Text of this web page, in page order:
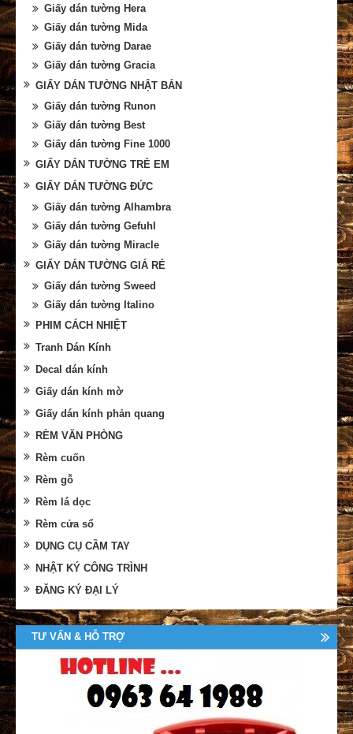
Giấy dán tường Hera
Giấy dán tường Mida
Giấy dán tường Darae
Giấy dán tường Gracia
GIẤY DÁN TƯỜNG NHẬT BẢN
Giấy dán tường Runon
Giấy dán tường Best
Giấy dán tường Fine 1000
GIẤY DÁN TƯỜNG TRẺ EM
GIẤY DÁN TƯỜNG ĐỨC
Giấy dán tường Alhambra
Giấy dán tường Gefuhl
Giấy dán tường Miracle
GIẤY DÁN TƯỜNG GIÁ RẺ
Giấy dán tường Sweed
Giấy dán tường Italino
PHIM CÁCH NHIỆT
Tranh Dán Kính
Decal dán kính
Giấy dán kính mờ
Giấy dán kính phản quang
RÈM VĂN PHÒNG
Rèm cuốn
Rèm gỗ
Rèm lá dọc
Rèm cửa sổ
DỤNG CỤ CẦM TAY
NHẬT KÝ CÔNG TRÌNH
ĐĂNG KÝ ĐẠI LÝ
TƯ VẤN & HỖ TRỢ